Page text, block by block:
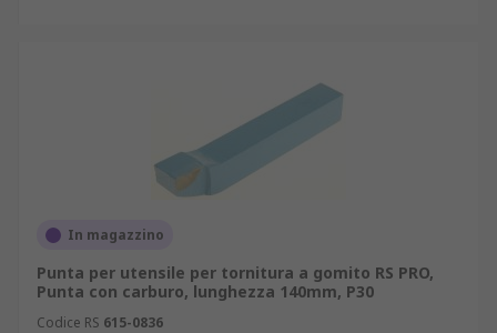
In magazzino
Punta per utensile per tornitura a gomito RS PRO,
Punta con carburo, lunghezza 140mm, P30
Codice RS 615-0836